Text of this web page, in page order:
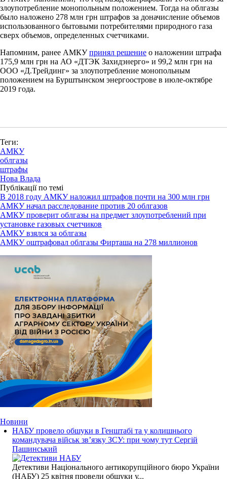
злоупотребление монопольным положением. Тогда на облгазы
было наложено 278 млн грн штрафов за доначисление объемов
использованного бытовыми потребителями природного газа
сверх объемов, определенных счетчиками.
Напомним, ранее АМКУпринял решение о наложении штрафа
175,9 млн грн на АО «ДТЭК Захидэнерго» и 99,2 млн грн на
ООО «Д.Трейдинг» за злоупотребление монопольным
положением на Бурштынском энергоострове в июле-октябре
2019 года.
Теги:
АМКУ
облгазы
штрафы
Нова Влада
Публікації по темі
В 2018 году АМКУ наложил штрафов почти на 300 млн грн
АМКУ начал расследование против 20 облгазов
АМКУ проверит облгазы на предмет злоупотреблений при
установке газовых счетчиков
АМКУ взялся за облгазы
АМКУ оштрафовал облгазы Фирташа на 278 миллионов
Новини
НАБУ провело обшуки в Генштабі та у колишнього
командувача військ зв’язку ЗСУ: при чому тут Сергій
Пашинський
Детективи Національного антикорупційного бюро України
(НАБУ) 25 квітня провели обшуки у...